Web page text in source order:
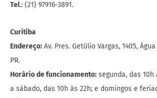
Tel.: (21) 97916-3891.
Curitiba
Endereço: Av. Pres. Getúlio Vargas, 1405,
PR.
Horário de funcionamento: segunda, das 10h
a sábado, das 10h às 22h; e domingos e